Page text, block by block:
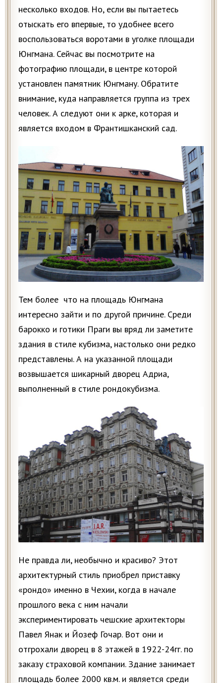
несколько входов. Но, если вы пытаетесь
отыскать его впервые, то удобнее всего
воспользоваться воротами в уголке площади
Юнгмана. Сейчас вы посмотрите на
фотографию площади, в центре которой
установлен памятник Юнгману. Обратите
внимание, куда направляется группа из трех
человек. А следуют они к арке, которая и
является входом в Франтишканский сад.
Тем более что на площадь Юнгмана
интересно зайти и по другой причине. Среди
барокко и готики Праги вы вряд ли заметите
здания в стиле кубизма, настолько они редко
представлены. А на указанной площади
возвышается шикарный дворец Адриа,
выполненный в стиле рондокубизма.
Не правда ли, необычно и красиво? Этот
архитектурный стиль приобрел приставку
«рондо» именно в Чехии, когда в начале
прошлого века с ним начали
экспериментировать чешские архитекторы
Павел Янак и Йозеф Гочар. Вот они и
отгрохали дворец в 8 этажей в 1922-24гг. по
заказу страховой компании. Здание занимает
площадь более 2000 кв.м. и является среди